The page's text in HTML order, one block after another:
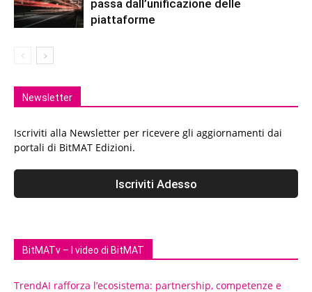
passa dall’unificazione delle
piattaforme
Newsletter
Iscriviti alla Newsletter per ricevere gli aggiornamenti dai
portali di BitMAT Edizioni.
BitMATv – I video di BitMAT
TrendAI rafforza l’ecosistema: partnership, competenze e